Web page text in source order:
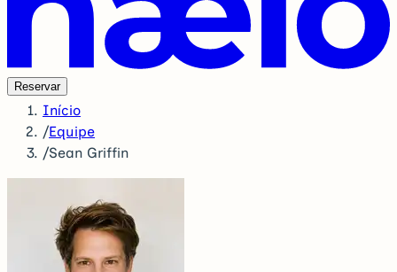
Reservar
Início
/Equipe
/Sean Griffin